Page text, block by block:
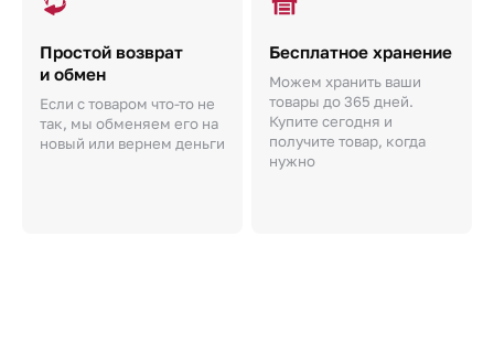
Простой возврат
и обмен
Если с товаром что-то не
так, мы обменяем его на
новый или вернем деньги
Бесплатное хранение
Можем хранить ваши
товары до 365 дней.
Купите сегодня и
получите товар, когда
нужно